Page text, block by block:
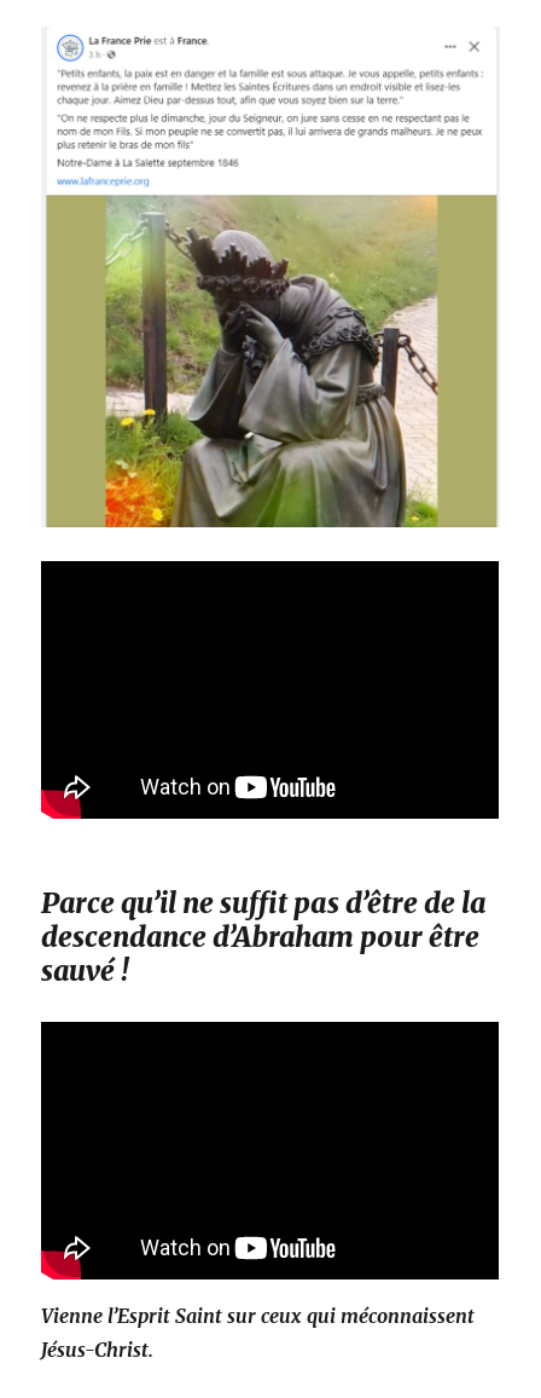
Parce qu’il ne suffit pas d’être de la
descendance d’Abraham pour être
sauvé !
Vienne l’Esprit Saint sur ceux qui méconnaissent
Jésus-Christ.